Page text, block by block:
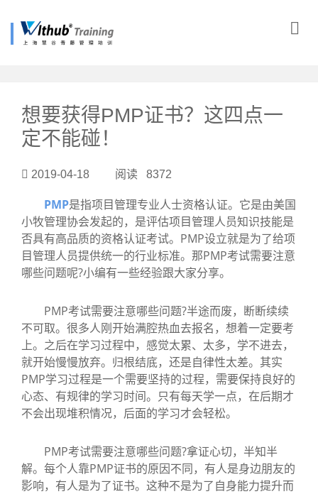
想要获得PMP证书？这四点一
定不能碰！
2019-04-18 阅读 8372
PMP是指项目管理专业人士资格认证。它是由美国
小牧管理协会发起的，是评估项目管理人员知识技能是
否具有高品质的资格认证考试。PMP设立就是为了给项
目管理人员提供统一的行业标准。那PMP考试需要注意
哪些问题呢?小编有一些经验跟大家分享。
PMP考试需要注意哪些问题?半途而废，断断续续
不可取。很多人刚开始满腔热血去报名，想着一定要考
上。之后在学习过程中，感觉太累、太多，学不进去，
就开始慢慢放弃。归根结底，还是自律性太差。其实
PMP学习过程是一个需要坚持的过程，需要保持良好的
心态、有规律的学习时间。只有每天学一点，在后期才
不会出现堆积情况，后面的学习才会轻松。
PMP考试需要注意哪些问题?拿证心切，半知半
解。每个人靠PMP证书的原因不同，有人是身边朋友的
影响，有人是为了证书。这种不是为了自身能力提升而